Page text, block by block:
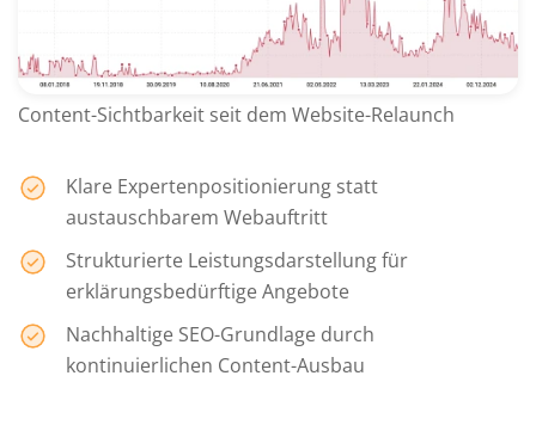
Content-Sichtbarkeit seit dem Website-Relaunch
Klare Expertenpositionierung statt
austauschbarem Webauftritt
Strukturierte Leistungsdarstellung für
erklärungsbedürftige Angebote
Nachhaltige SEO-Grundlage durch
kontinuierlichen Content-Ausbau